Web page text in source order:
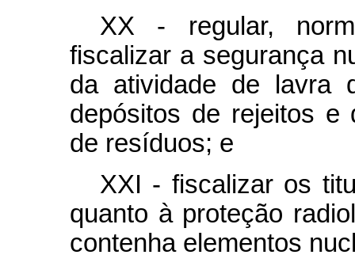
XX - regular,
fiscalizar a segurança
da atividade de lavra
depósitos de rejeitos e
de resíduos; e
XXI - fiscalizar os
quanto à proteção
contenha elementos